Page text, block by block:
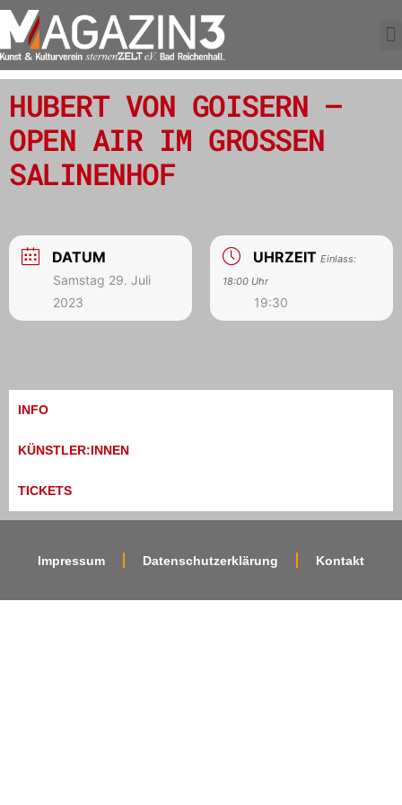
HUBERT VON GOISERN –
OPEN AIR IM GROSSEN S
ALINENHOF
DATUM
Samstag 29. Juli
2023
UHRZEIT Einlass:
18:00 Uhr
19:30
INFO
KÜNSTLER:INNEN
TICKETS
Impressum Datenschutzerklärung Kontakt